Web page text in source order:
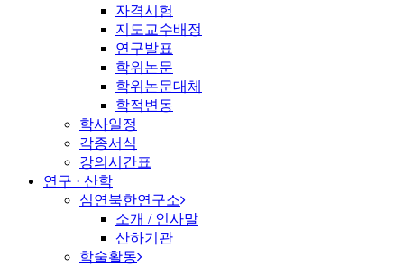
자격시험
지도교수배정
연구발표
학위논문
학위논문대체
학적변동
학사일정
각종서식
강의시간표
연구 · 산학
심연북한연구소
소개 / 인사말
산하기관
학술활동